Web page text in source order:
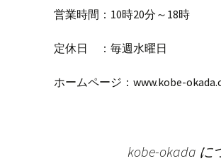
営業時間： 10時20分～ 18時
定休日 ：毎週水曜日
ホームページ： www.kobe-
kobe-okada に